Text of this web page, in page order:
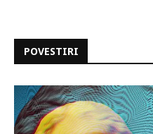
POVESTIRI